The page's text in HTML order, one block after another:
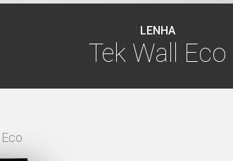
LENHA
Tek Wall Eco